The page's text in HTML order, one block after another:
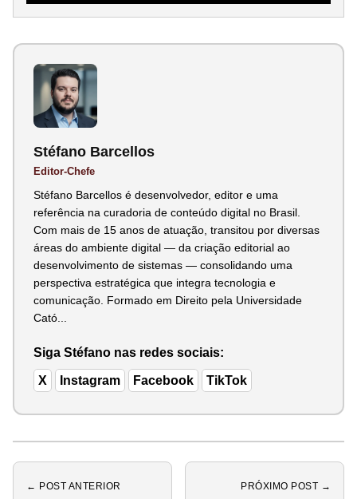
Stéfano Barcellos
Editor-Chefe
Stéfano Barcellos é desenvolvedor, editor e uma
referência na curadoria de conteúdo digital no Brasil.
Com mais de 15 anos de atuação, transitou por diversas
áreas do ambiente digital — da criação editorial ao
desenvolvimento de sistemas — consolidando uma
perspectiva estratégica que integra tecnologia e
comunicação. Formado em Direito pela Universidade
Cató...
Siga Stéfano nas redes sociais:
X Instagram Facebook TikTok
← POST ANTERIOR PRÓXIMO POST →